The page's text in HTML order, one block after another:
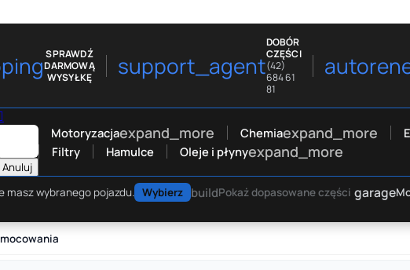
SPRAWDŹ
DARMOWĄ
WYSYŁKĘ
support_agent
DOBÓR
CZĘŚCI
(42)
684 61
81
Anuluj
Motoryzacjaexpand_more Chemiaexpand_more
Filtry Hamulce Oleje i płynyexpand_more
masz wybranego pojazdu. Wybierz buildPokaż dopasowane części garage